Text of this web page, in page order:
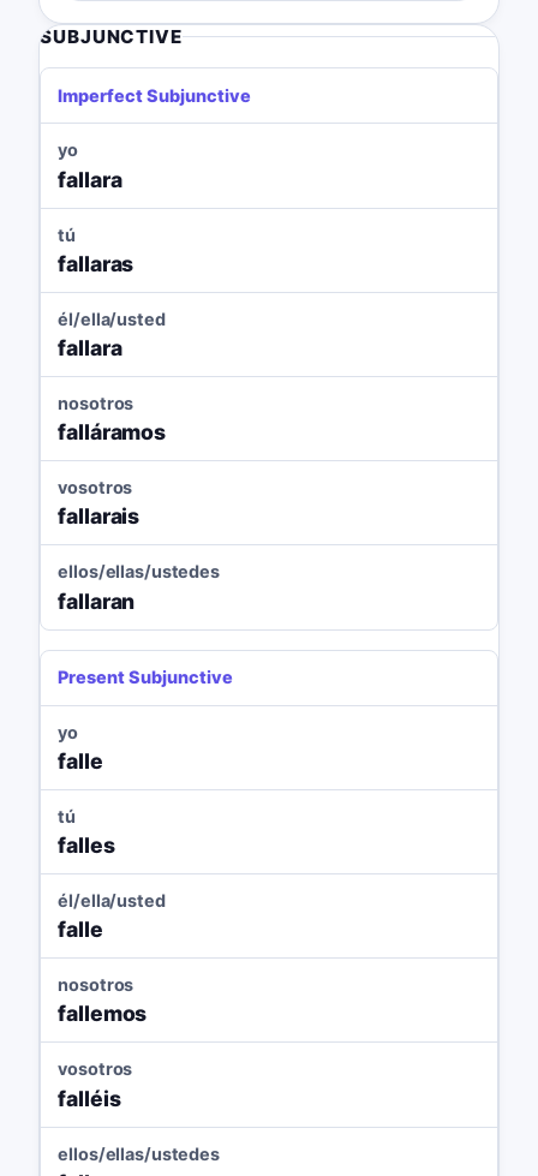
SUBJUNCTIVE
Imperfect Subjunctive
yo
fallara
tú
fallaras
él/ella/usted
fallara
nosotros
falláramos
vosotros
fallarais
ellos/ellas/ustedes
fallaran
Present Subjunctive
yo
falle
tú
falles
él/ella/usted
falle
nosotros
fallemos
vosotros
falléis
ellos/ellas/ustedes